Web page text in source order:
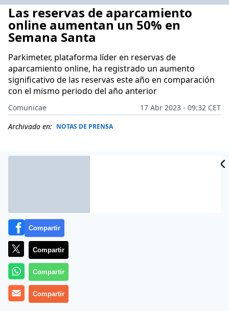
Las reservas de aparcamiento
online aumentan un 50% en
Semana Santa
Parkimeter, plataforma líder en reservas de
aparcamiento online, ha registrado un aumento
significativo de las reservas este año en comparación
con el mismo periodo del año anterior
Comunicae
17 Abr 2023 - 09:32 CET
Archivado en: NOTAS DE PRENSA
Cada año son miles las personas que aprovechan la
festividad de Semana Santa para realizar una
Compartir
Compartir
Compartir
Compartir